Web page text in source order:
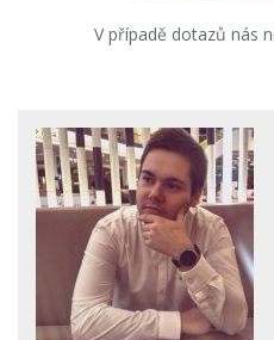
V případě dotazů nás